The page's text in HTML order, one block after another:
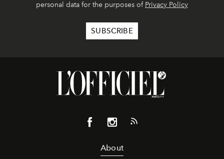
personal data for the purposes of Privacy Policy
About